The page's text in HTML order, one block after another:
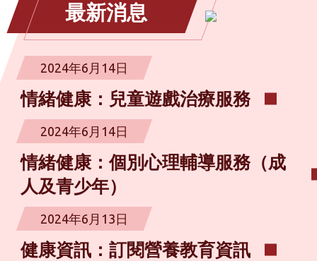
最新消息
2024年6月14日
情緒健康：兒童遊戲治療服務
2024年6月14日
情緒健康：個別心理輔導服務（成
人及青少年）
2024年6月13日
健康資訊：訂閱營養教育資訊